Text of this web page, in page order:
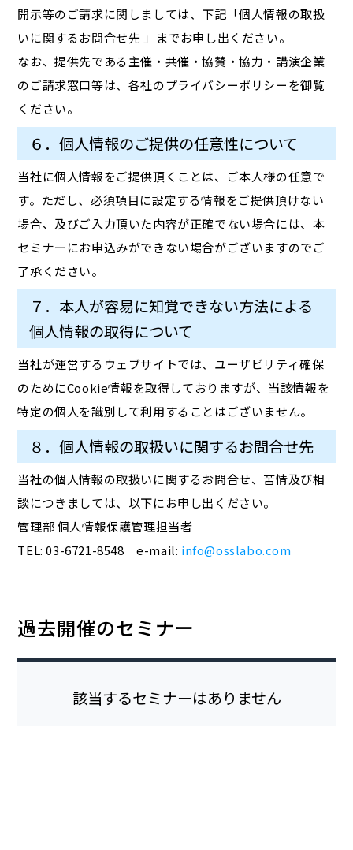
開示等のご請求に関しましては、下記「個人情報の取扱
いに関するお問合せ先 」までお申し出ください。
なお、提供先である主催・共催・協賛・協力・講演企業
のご請求窓口等は、各社のプライバシーポリシーを御覧
ください。
６．個人情報のご提供の任意性について
当社に個人情報をご提供頂くことは、ご本人様の任意で
す。ただし、必須項目に設定する情報をご提供頂けない
場合、及びご入力頂いた内容が正確でない場合には、本
セミナーにお申込みができない場合がございますのでご
了承ください。
７．本人が容易に知覚できない方法による
個人情報の取得について
当社が運営するウェブサイトでは、ユーザビリティ確保
のためにCookie情報を取得しておりますが、当該情報を
特定の個人を識別して利用することはございません。
８．個人情報の取扱いに関するお問合せ先
当社の個人情報の取扱いに関するお問合せ、苦情及び相
談につきましては、以下にお申し出ください。
管理部 個人情報保護管理担当者
TEL: 03-6721-8548 e-mail: info@osslabo.com
過去開催のセミナー
該当するセミナーはありません